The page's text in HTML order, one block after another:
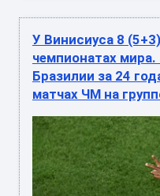
У Винисиуса 8
чемпионатах
Бразилии за 24
матчах ЧМ на